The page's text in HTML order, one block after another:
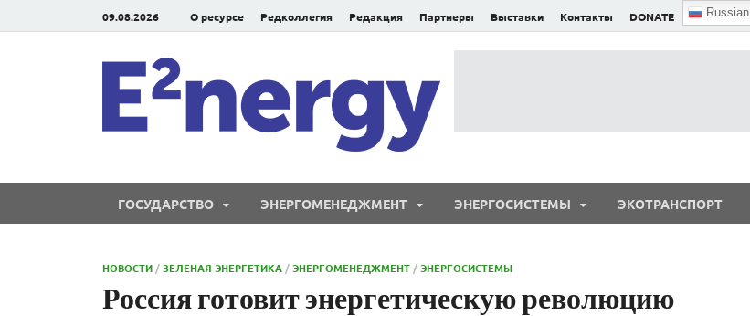
09.08.2026 О ресурсе Редколлегия Редакция Партнеры Выставки Контакты DONATE Russian
ГОСУДАРСТВО ЭНЕРГОМЕНЕДЖМЕНТ ЭНЕРГОСИСТЕМЫ ЭКОТРАНСПОРТ
НОВОСТИ /ЗЕЛЕНАЯ ЭНЕРГЕТИКА /ЭНЕРГОМЕНЕДЖМЕНТ /ЭНЕРГОСИСТЕМЫ
Россия готовит энергетическую революцию